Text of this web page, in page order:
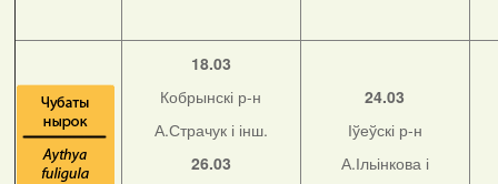
18.03
Кобрынскі р-н
А.Страчук і інш.
26.03
24.03
Іўеўскі р-н
А.Ільінкова і